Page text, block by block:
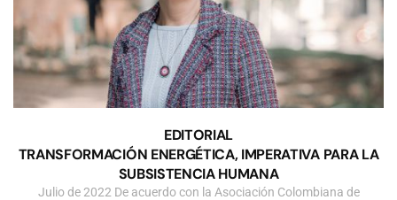
EDITORIAL
TRANSFORMACIÓN ENERGÉTICA, IMPERATIVA PARA LA
SUBSISTENCIA HUMANA
Julio de 2022 De acuerdo con la Asociación Colombiana de